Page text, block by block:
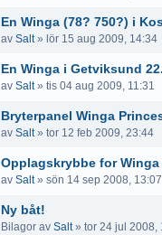
En Winga (78? 750?) i
av Salt» lör 15 aug 2009, 14:34
En Winga i Getviksund
av Salt» tis 04 aug 2009, 11:31
Bryterpanel Winga
av Salt» tor 12 feb 2009, 23:44
Opplagskrybbe for
av Salt» sön 14 sep 2008, 13:07
Ny båt!
Bilagor av Salt» tor 24 jul 2008,